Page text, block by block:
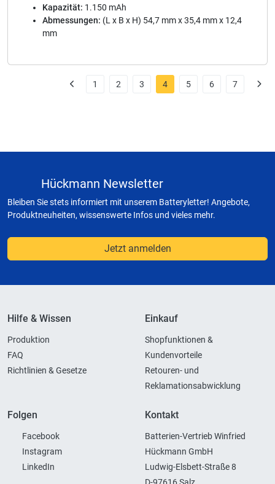
Kapazität: 1.150 mAh
Abmessungen: (L x B x H) 54,7 mm x 35,4 mm x 12,4
mm
1 2 3 4 5 6 7
Hückmann Newsletter
Bleiben Sie stets informiert mit unserem Batteryletter! Angebote,
Produktneuheiten, wissenswerte Infos und vieles mehr.
Jetzt anmelden
Hilfe & Wissen
Produktion
FAQ
Richtlinien & Gesetze
Einkauf
Shopfunktionen &
Kundenvorteile
Retouren- und
Reklamationsabwicklung
Folgen
Facebook
Instagram
LinkedIn
Kontakt
Batterien-Vertrieb Winfried
Hückmann GmbH
Ludwig-Elsbett-Straße 8